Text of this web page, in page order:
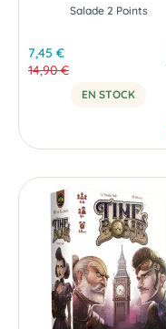
Salade 2 Points
7,45 €
14,90 €
EN STOCK